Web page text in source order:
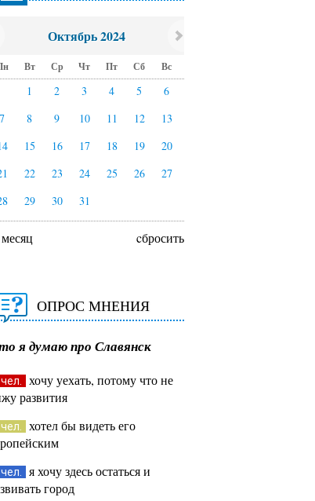
Октябрь 2024
Вт Ср Чт Пт Сб Вс
1 2 3 4 5
6
7
8 9 10 11 12
13
15 16 17 18 19
20
22 23 24 25 26
27
29 30 31
месяц cбросить
ОПРОС МНЕНИЯ
я думаю про Славянск
хочу уехать, потому что не
развития
хотел бы видеть его
я хочу здесь остаться и
город